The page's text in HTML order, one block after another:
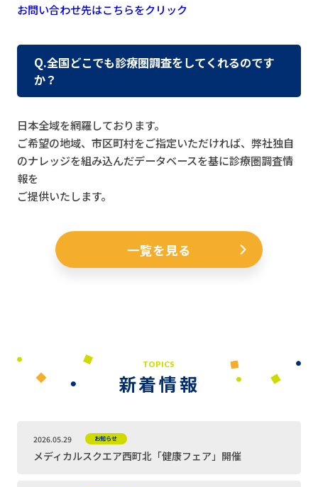
お問い合わせ先はこちらをクリック
Q.全国どこでも診療圏調査をしてくれるのです
か？
日本全域を網羅しております。
ご希望の地域、市区町村をご指定いただければ、弊社独自
のナレッジを組み込んだデータベースを基に診療圏調査情
報を
ご提供いたします。
一覧を見る
TOPICS
新着情報
2026.05.29 お知らせ
メディカルスクエア西町北「健康フェア」開催